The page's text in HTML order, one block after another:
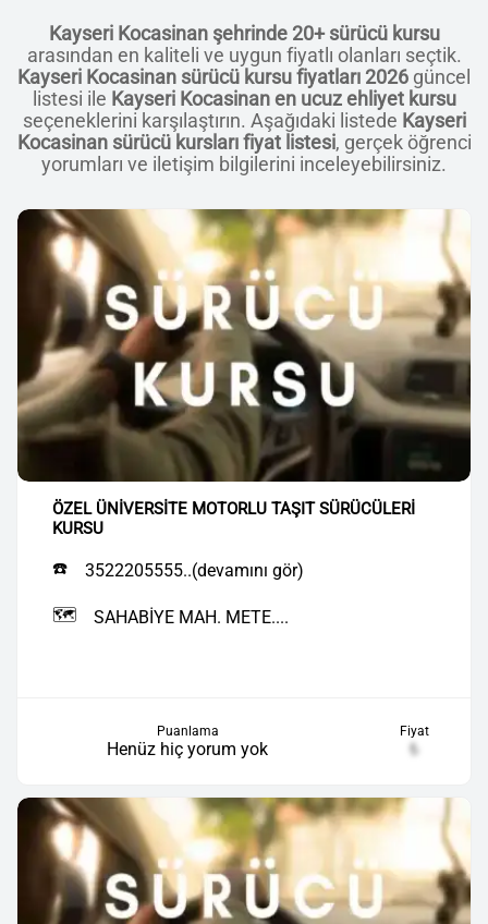
Kayseri Kocasinan şehrinde 20+ sürücü kursu
arasından en kaliteli ve uygun fiyatlı olanları seçtik.
Kayseri Kocasinan sürücü kursu fiyatları 2026 güncel
listesi ile Kayseri Kocasinan en ucuz ehliyet kursu
seçeneklerini karşılaştırın. Aşağıdaki listede Kayseri
Kocasinan sürücü kursları fiyat listesi, gerçek öğrenci
yorumları ve iletişim bilgilerini inceleyebilirsiniz.
ÖZEL ÜNİVERSİTE MOTORLU TAŞIT SÜRÜCÜLERİ
KURSU
☎️ 3522205555..(devamını gör)
🗺️ SAHABİYE MAH. METE....
Puanlama
Henüz hiç yorum yok
Fiyat
₺